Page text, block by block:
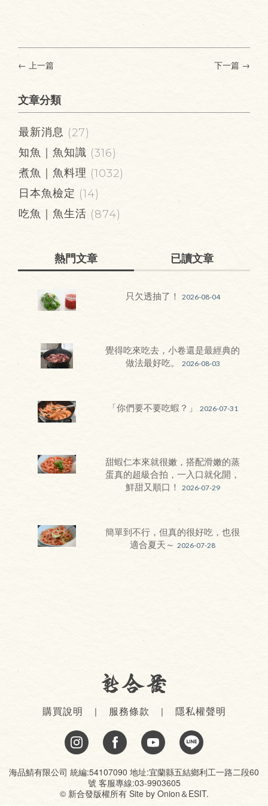
← 上一篇 下一篇 →
文章分類
最新消息 (27)
知魚｜魚知識 (316)
煮魚｜魚料理 (1032)
日本魚檢定 (14)
吃魚｜魚生活 (874)
熱門文章 已讀文章
只欠透抽了！ 2026-08-04
覺得吃來吃去，小卷還是最經典的
做法最好吃。
2026-08-03
「你們要不要吃蝦？」 2026-07-31
甜蝦仁本來就很嫩，搭配滑嫩的蒸
蛋真的超級合拍，一入口就化開，
鮮甜又順口！
2026-07-29
簡單到不行，但真的很好吃，也很
適合夏天～ 2026-07-28
購買說明 服務條款 隱私權聲明
海品鯖有限公司 統編:54107090 地址:宜蘭縣五結鄉利工一路二段60
號 客服專線:03-9903605
© 新合發版權所有 Site by Onion ＆ ESIT.